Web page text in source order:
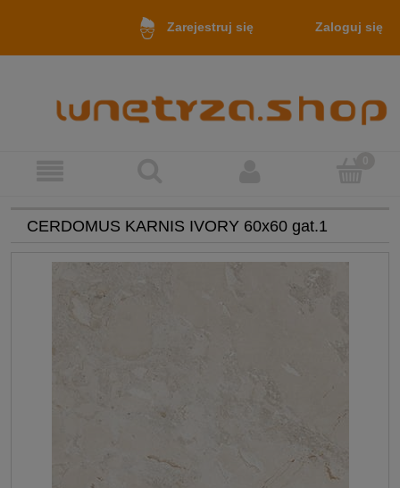
Zarejestruj się Zaloguj się
CERDOMUS KARNIS IVORY 60x60 gat.1